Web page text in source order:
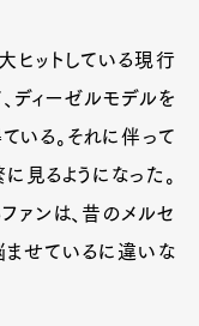
ヒットしている現行
、ディーゼルモデルを
る。それに伴って
見るようになった。
ァンは、昔のメルセ
ませているに違いな